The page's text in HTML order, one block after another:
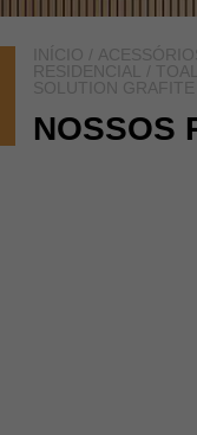
INÍCIO /
RESIDENCIAL
/
SOLUTION
NOSSOS